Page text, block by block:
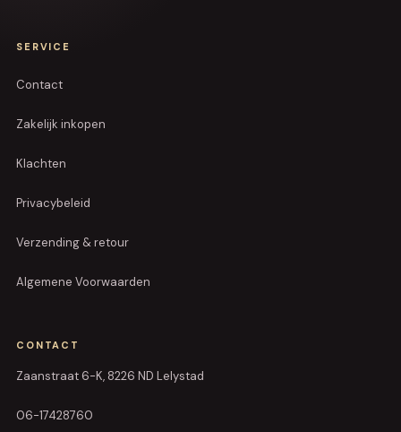
SERVICE
Contact
Zakelijk inkopen
Klachten
Privacybeleid
Verzending & retour
Algemene Voorwaarden
CONTACT
Zaanstraat 6-K, 8226 ND Lelystad
06-17428760